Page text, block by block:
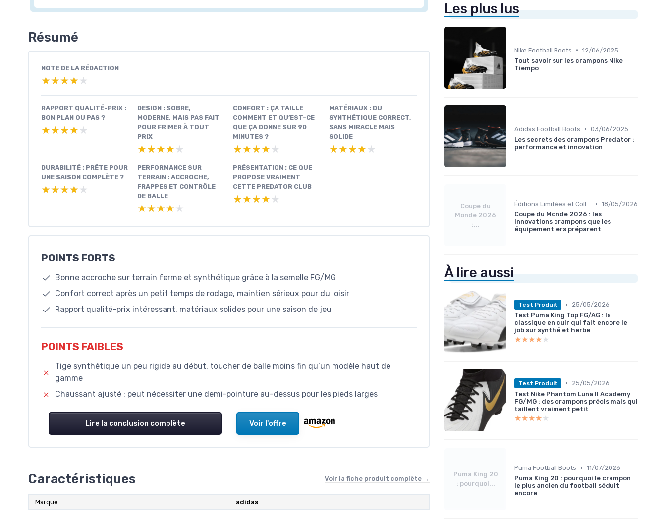
Résumé
NOTE DE LA RÉDACTION
★★★★★
★★★★★
RAPPORT QUALITÉ-PRIX :
BON PLAN OU PAS ?
★★★★★
★★★★★
DESIGN : SOBRE,
MODERNE, MAIS PAS FAIT
POUR FRIMER À TOUT
PRIX
★★★★★
★★★★★
CONFORT : ÇA TAILLE
COMMENT ET QU’EST-CE
QUE ÇA DONNE SUR 90
MINUTES ?
★★★★★
★★★★★
MATÉRIAUX : DU
SYNTHÉTIQUE CORRECT,
SANS MIRACLE MAIS
SOLIDE
★★★★★
★★★★★
DURABILITÉ : PRÊTE POUR
UNE SAISON COMPLÈTE ?
★★★★★
★★★★★
PERFORMANCE SUR
TERRAIN : ACCROCHE,
FRAPPES ET CONTRÔLE
DE BALLE
★★★★★
★★★★★
PRÉSENTATION : CE QUE
PROPOSE VRAIMENT
CETTE PREDATOR CLUB
★★★★★
★★★★★
POINTS FORTS
Bonne accroche sur terrain ferme et synthétique grâce à la semelle FG/MG
Confort correct après un petit temps de rodage, maintien sérieux pour du loisir
Rapport qualité-prix intéressant, matériaux solides pour une saison de jeu
POINTS FAIBLES
Tige synthétique un peu rigide au début, toucher de balle moins fin qu’un modèle haut de
gamme
Chaussant ajusté : peut nécessiter une demi-pointure au-dessus pour les pieds larges
Lire la conclusion complète Voir l'offre
Caractéristiques Voir la fiche produit complète →
Marque adidas
Les plus lus
Nike Football Boots • 12/06/2025
Tout savoir sur les crampons Nike
Tiempo
Adidas Football Boots • 03/06/2025
Les secrets des crampons Predator :
performance et innovation
Coupe du
Monde 2026
:...
Éditions Limitées et Collaborations • 18/05/2026
Coupe du Monde 2026 : les
innovations crampons que les
équipementiers préparent
À lire aussi
Test Produit •
25/05/2026
Test Puma King Top FG/AG : la
classique en cuir qui fait encore le
job sur synthé et herbe
★★★★★
★★★★★
Test Produit •
25/05/2026
Test Nike Phantom Luna II Academy
FG/MG : des crampons précis mais qui
taillent vraiment petit
★★★★★
★★★★★
Puma King 20
: pourquoi...
Puma Football Boots • 11/07/2026
Puma King 20 : pourquoi le crampon
le plus ancien du football séduit
encore